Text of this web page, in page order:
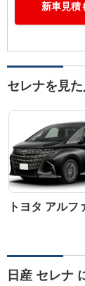
新車見積
セレナを見
トヨタ アルフ
日産 セレナ